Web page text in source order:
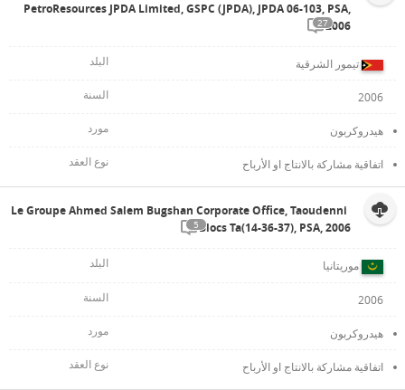
PetroResources JPDA Limited, GSPC (JPDA), JPDA 06-103, PSA,
2006
27
تيمور الشرقية
2006
هيدروكربون
اتفاقية مشاركة بالانتاج او الأرباح
Le Groupe Ahmed Salem Bugshan Corporate Office, Taoudenni
Blocs Ta(14-36-37), PSA, 2006
5
موريتانيا
2006
هيدروكربون
اتفاقية مشاركة بالانتاج او الأرباح